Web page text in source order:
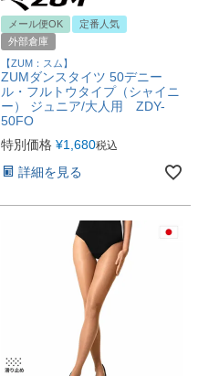
メール便OK
定番人気
外部倉庫
【ZUM：スム】
ZUMダンスタイツ 50デニー
ル・フルトウタイプ（シャイニ
ー） ジュニア/大人用 ZDY-
50FO
特別価格 ¥1,680税込
詳細を見る